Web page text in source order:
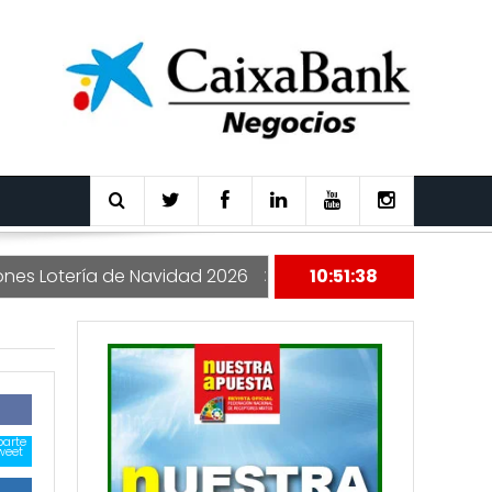
Navidad 2026 Nuestra Apuesta 177
10:51:40